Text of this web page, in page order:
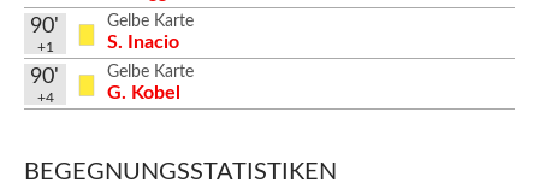
Gelbe Karte
S. Inacio
90'
+1
Gelbe Karte
G. Kobel
90'
+4
BEGEGNUNGSSTATISTIKEN